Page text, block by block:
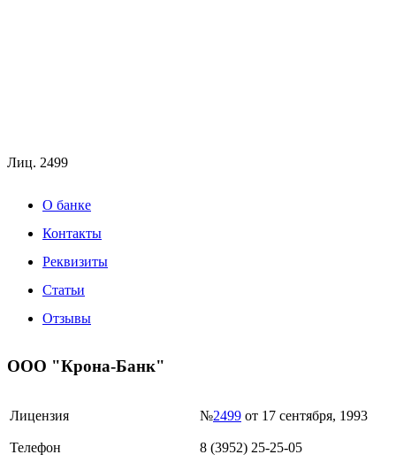
Лиц. 2499
О банке
Контакты
Реквизиты
Статьи
Отзывы
ООО "Крона-Банк"
Лицензия №2499 от 17 сентября, 1993
Телефон 8 (3952) 25-25-05